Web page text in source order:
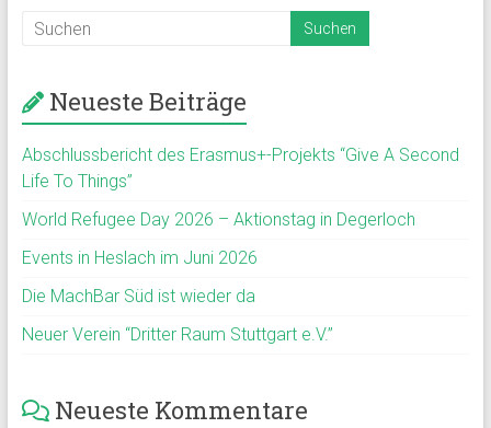
Neueste Beiträge
Abschlussbericht des Erasmus+-Projekts “Give A Second
Life To Things”
World Refugee Day 2026 – Aktionstag in Degerloch
Events in Heslach im Juni 2026
Die MachBar Süd ist wieder da
Neuer Verein “Dritter Raum Stuttgart e.V.”
Neueste Kommentare